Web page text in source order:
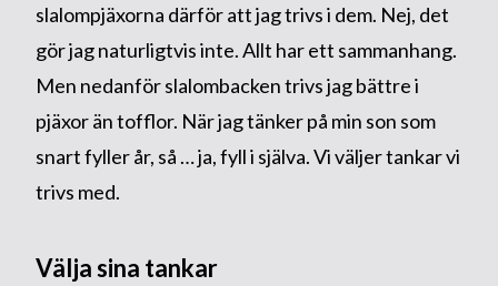
slalompjäxorna därför att jag trivs i dem. Nej, det
gör jag naturligtvis inte. Allt har ett sammanhang.
Men nedanför slalombacken trivs jag bättre i
pjäxor än tofflor. När jag tänker på min son som
snart fyller år, så … ja, fyll i själva. Vi väljer tankar vi
trivs med.
Välja sina tankar